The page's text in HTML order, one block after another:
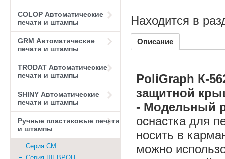
COLOP Автоматические
печати и штампы
GRM Автоматические
печати и штампы
TRODAT Автоматические
печати и штампы
SHINY Автоматические
печати и штампы
Ручные пластиковые печати
и штампы
Серия СМ
Находится в
Описание
PoliGraph К-
защитной
- Модельный
оснастка для
носить в
можно